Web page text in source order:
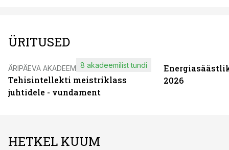
ÜRITUSED
ÄRIPÄEVA AKADEEMIA
Tehisintellekti meistriklass
juhtidele - vundament
8 akadeemilist tundi
2026
HETKEL KUUM